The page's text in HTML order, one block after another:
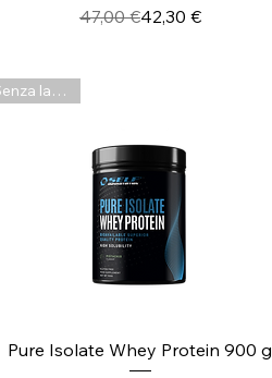
Prezzo regolare
47,00 €Prezzo scontato
42,30 €
Vista rapida
Senza lattosio
Pure Isolate Whey Protein 900 g